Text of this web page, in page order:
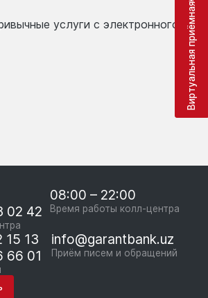
услуги с электронного
02 42
08:00 – 22:00
Время работы колл-центра
15 13
66 01
info@garantbank.uz
Приём писем и обращений
Виртуальная приёмная